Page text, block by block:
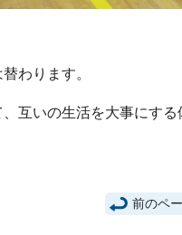
わります。
互いの生活を大事にす
前のペ